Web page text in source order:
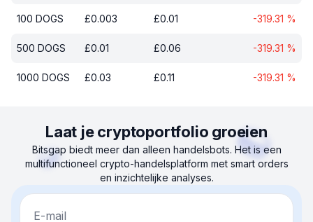
100 DOGS £0.003 £0.01 -319.31 %
500 DOGS £0.01 £0.06 -319.31 %
1000 DOGS £0.03 £0.11 -319.31 %
Laat je cryptoportfolio groeien
Bitsgap biedt meer dan alleen handelsbots. Het is een
multifunctioneel crypto-handelsplatform met smart orders
en inzichtelijke analyses.
E-mail